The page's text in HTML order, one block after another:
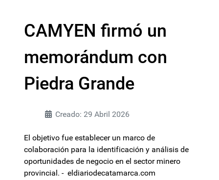
CAMYEN firmó un
memorándum con
Piedra Grande
Creado: 29 Abril 2026
El objetivo fue establecer un marco de
colaboración para la identificación y análisis de
oportunidades de negocio en el sector minero
provincial. - eldiariodecatamarca.com